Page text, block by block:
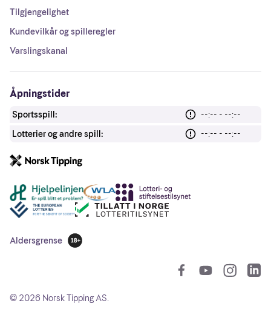
Tilgjengelighet
Kundevilkår og spilleregler
Varslingskanal
Åpningstider
Sportsspill:
--:-- - --:--
Lotterier og andre spill:
--:-- - --:--
Andre lenker
Aldersgrense
18 år
© 2026 Norsk Tipping AS.